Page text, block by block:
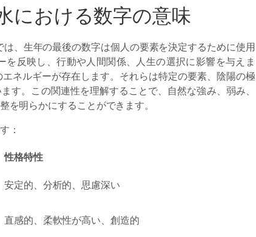
における数字の意味
は、生年の最後の数字は個人の要素を決定するために使用
反映し、行動や人間関係、人生の選択に影響を与えま
ネルギーが存在します。それらは特定の要素、陰陽の極
す。この関連性を理解することで、自然な強み、弱み、
を明らかにすることができます。
：
性格特性
安定的、分析的、思慮深い
直感的、柔軟性が高い、創造的